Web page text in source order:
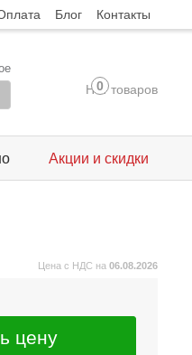
Блог Контакты
0
Нет товаров
Акции и скидки
Цена с НДС на 06.08.2026
цену